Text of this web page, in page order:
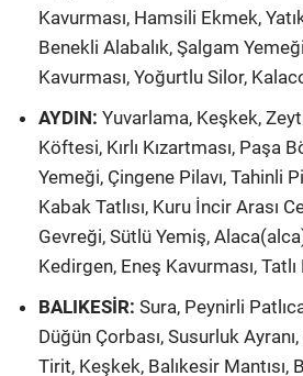
Kavurması, Hamsili Ekmek,
Benekli Alabalık, Şalgam
Kavurması, Yoğurtlu Silor,
AYDIN: Yuvarlama, Keşkek,
Köftesi, Kırlı Kızartması, Paşa
Yemeği, Çingene Pilavı, Tahinli
Kabak Tatlısı, Kuru İncir Arası
Gevreği, Sütlü Yemiş,
Kedirgen, Eneş Kavurması,
BALIKESİR: Sura, Peynirli
Düğün Çorbası, Susurluk
Tirit, Keşkek, Balıkesir Mantısı,